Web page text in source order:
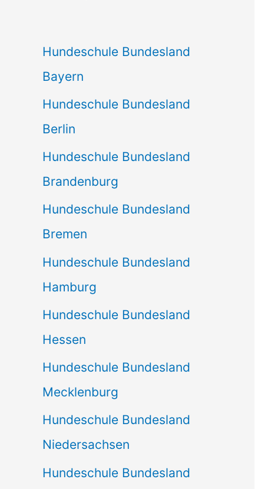
Hundeschule Bundesland
Bayern
Hundeschule Bundesland
Berlin
Hundeschule Bundesland
Brandenburg
Hundeschule Bundesland
Bremen
Hundeschule Bundesland
Hamburg
Hundeschule Bundesland
Hessen
Hundeschule Bundesland
Mecklenburg
Hundeschule Bundesland
Niedersachsen
Hundeschule Bundesland